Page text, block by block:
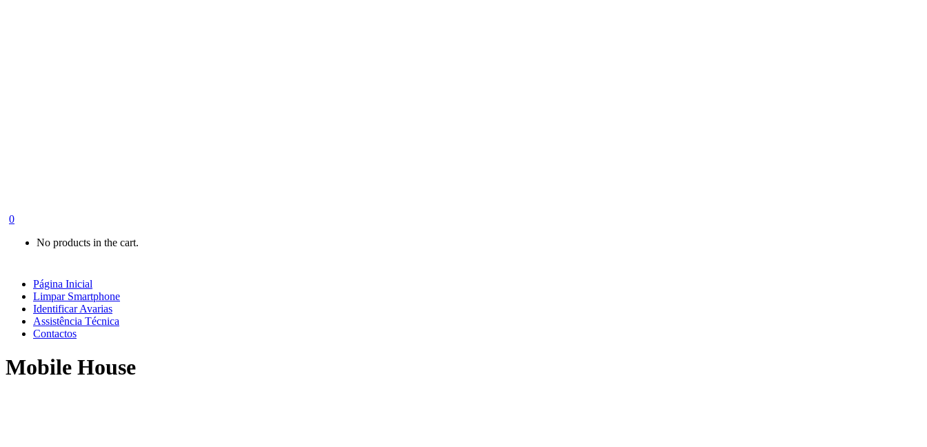
0
No products in the cart.
Página Inicial
Limpar Smartphone
Identificar Avarias
Assistência Técnica
Contactos
Mobile House